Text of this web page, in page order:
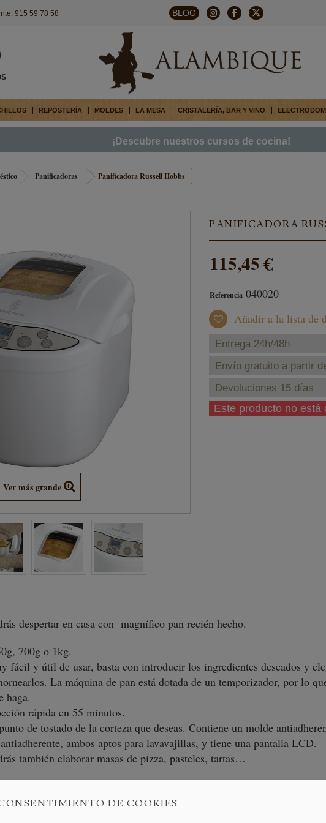
915 59 78 58 BLOG
REPOSTERÍA MOLDES LA MESA CRISTALERÍA, BAR Y VINO
¡Descubre nuestros cursos de cocina!
Panificadoras Panificadora Russell Hobbs
Ver más grande
PANIFICADORA
115,45 €
Referencia 040020
Añadir a la lista de
Entrega 24h/48h
Envío gratuito a partir
Devoluciones 15 días
Este producto no está
despertar en casa con magnífico pan recién hecho.
700g o 1kg.
fácil y útil de usar, basta con introducir los ingredientes deseados y
La máquina de pan está dotada de un temporizador, por lo
haga.
rápida en 55 minutos.
de tostado de la corteza que deseas. Contiene un molde
ambos aptos para lavavajillas, y tiene una pantalla LCD.
también elaborar masas de pizza, pasteles, tartas…
empresa que trata el procesamiento y acabado del metal en
1845. Desde su fundación por Carl Phillip Fissler, han llevado a su
DE COOKIES